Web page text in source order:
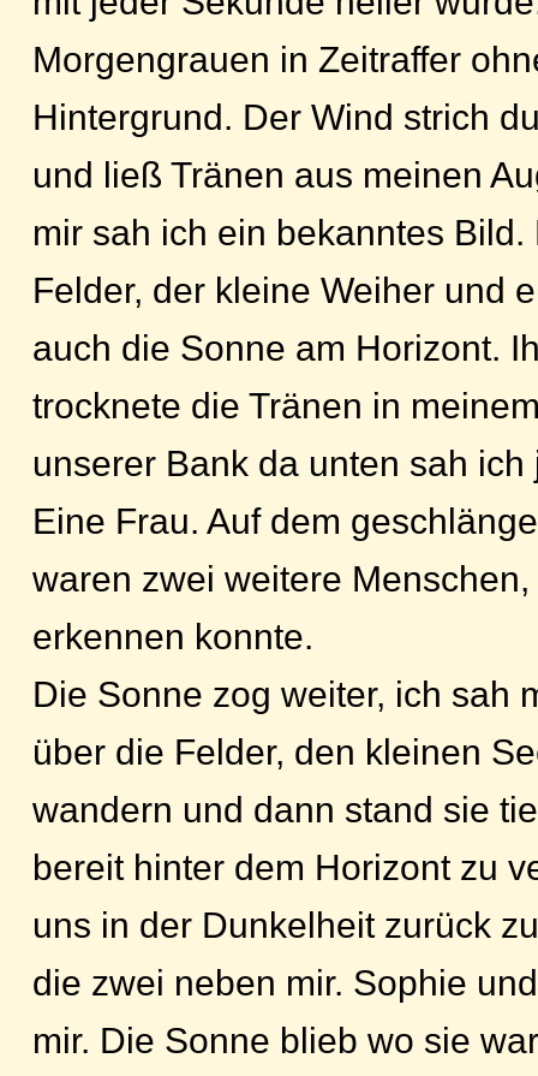
Morgengrauen in Zeitraffer
Hintergrund. Der Wind strich
und ließ Tränen aus meinen
mir sah ich ein bekanntes Bild.
Felder, der kleine Weiher und
auch die Sonne am Horizont.
trocknete die Tränen in
unserer Bank da unten sah
Eine Frau. Auf dem
waren zwei weitere
erkennen konnte.
Die Sonne zog weiter, ich sah
über die Felder, den kleinen
wandern und dann stand sie
bereit hinter dem Horizont zu
uns in der Dunkelheit zurück
die zwei neben mir. Sophie
mir. Die Sonne blieb wo sie